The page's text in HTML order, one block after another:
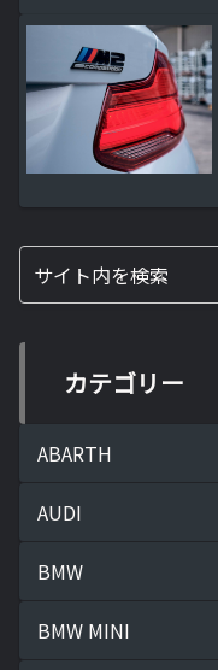
カテゴリー
ABARTH
AUDI
BMW
BMW MINI